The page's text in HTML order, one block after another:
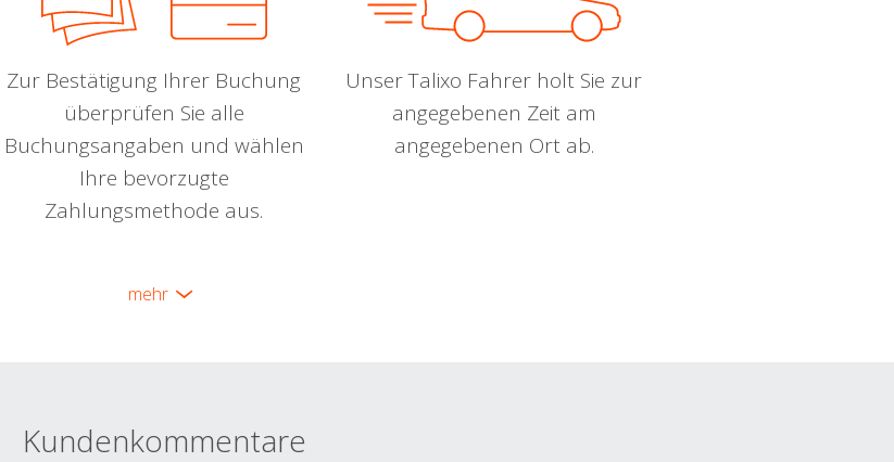
Zur Bestätigung Ihrer Buchung
überprüfen Sie alle
Buchungsangaben und wählen
Ihre bevorzugte
Zahlungsmethode aus.
Unser Talixo Fahrer holt Sie zur
angegebenen Zeit am
angegebenen Ort ab.
mehr
Kundenkommentare